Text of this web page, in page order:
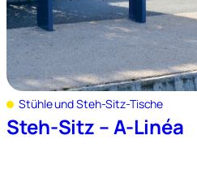
Stühle und Steh-Sitz-Tische
Steh-Sitz – A-Linéa